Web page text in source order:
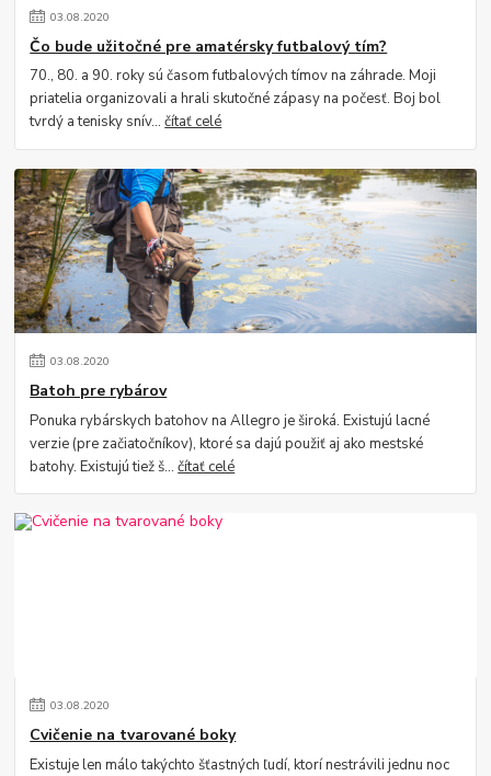
03.08.2020
Čo bude užitočné pre amatérsky futbalový tím?
70., 80. a 90. roky sú časom futbalových tímov na záhrade. Moji
priatelia organizovali a hrali skutočné zápasy na počesť. Boj bol
tvrdý a tenisky snív...čítať celé
03.08.2020
Batoh pre rybárov
Ponuka rybárskych batohov na Allegro je široká. Existujú lacné
verzie (pre začiatočníkov), ktoré sa dajú použiť aj ako mestské
batohy. Existujú tiež š...čítať celé
03.08.2020
Cvičenie na tvarované boky
Existuje len málo takýchto šťastných ľudí, ktorí nestrávili jednu noc